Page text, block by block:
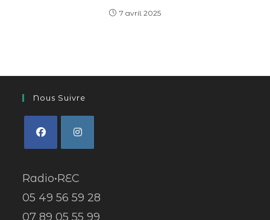
7 avril 2025
Nous Suivre
Radio•REC
05 49 56 59 28
07 89 05 55 99